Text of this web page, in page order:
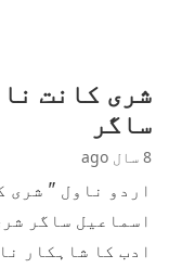
شری کانت
ساگر
8 سال ago
اردو ناول " شری
اسماعیل ساگر
ادب کا شاہکار